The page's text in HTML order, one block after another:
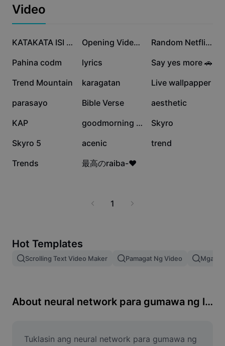
Caption templates
Image merge
Resize Image
Meme Generator
Marketing
Industry templates
Recap templates
Trust Center
Help Center
About CapCut's Terms of Service
Dreamina Seedance 2.0 Launch
sariling teksto. Walang advanced na skills ang kailangan
—kaya angkop ito sa lahat! Simulan ang malikhaing
mapagkakatiwalaang solusyong ito.
Video
463.3K KATAKATA ISI SENDIRI 123.5K Opening Video #8 84.5K Random Netflix Cover
54.6K
Pahina codm 17.8K
lyrics 5.9K
Say yes more 🚗
3.7K
Trend Mountain 2.3K
karagatan 2.2K
Live wallpapper
1.1K
parasayo 1K
Bible Verse 924
aesthetic
867
KAP 758 goodmorning clasmate 508
Skyro
495
Skyro 5 334
acenic 119
trend
118
Trends 0
最高のraiba-❤︎
1
Hot Templates
Scrolling Text Video Maker Pamagat Ng Video Mga
About neural network para gumawa ng larawan mula sa text
Tuklasin ang neural network para gumawa ng